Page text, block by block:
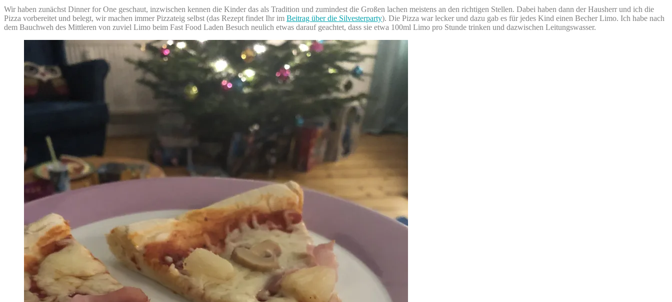
Wir haben zunächst Dinner for One geschaut, inzwischen kennen die Kinder das als Tradition und zumindest die Großen lachen meistens an den richtigen Stellen. Dabei haben dann der Hausherr und ich die
Pizza vorbereitet und belegt, wir machen immer Pizzateig selbst (das Rezept findet Ihr im Beitrag über die Silvesterparty). Die Pizza war lecker und dazu gab es für jedes Kind einen Becher Limo. Ich habe nach
dem Bauchweh des Mittleren von zuviel Limo beim Fast Food Laden Besuch neulich etwas darauf geachtet, dass sie etwa 100ml Limo pro Stunde trinken und dazwischen Leitungswasser.